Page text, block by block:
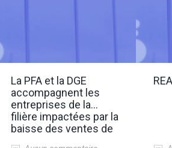
La PFA et la DGE
accompagnent les
entreprises de la
filière impactées par la
baisse des ventes de